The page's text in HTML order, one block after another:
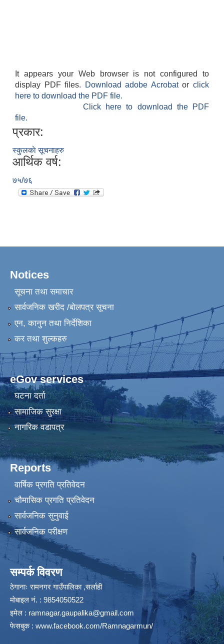
It appears your Web browser is not configured to
display PDF files.
Download adobe Acrobatorclick
here to download the PDF file.
Click here to download the PDF
file.
प्रकार:
स्कुलकाे सूचनाहरु
आर्थिक वर्ष:
७५/७६
Notices
सूचना तथा समाचार
सार्वजनिक खरीद /बोलपत्र सूचना
एन, कानुन तथा निर्देशिका
कर तथा शुल्कहरु
eGov services
घटना दर्ता
सामाजिक सुरक्षा
नागरिक वडापत्र
Reports
वार्षिक प्रगति प्रतिवेदन
चौमासिक प्रगति प्रतिवेदन
सार्वजनिक सुनुवाई
सार्वजनिक परीक्षण
सम्पर्क विवरण
ठेगानाः रामनगर गाउँपालिका ,सर्लाही
माेबाइल न‌ं. : 9854050522
इमेल : ramnagar.gaupalika@gmail.com
फेसबुक : www.facebook.com/Ramnagarmun/